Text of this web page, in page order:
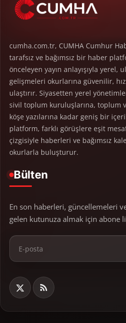
cumha.com.tr, CUMHA Cumhur
tarafsız ve bağımsız bir haber
önceleyen yayın anlayışıyla yerel,
gelişmeleri okurlarına güvenilir,
ulaştırır. Siyasetten yerel
sivil toplum kuruluşlarına, toplum
köşe yazılarına kadar geniş bir
platform, farklı görüşlere eşit
çizgisiyle haberleri ve bağımsız
okurlarla buluşturur.
Bülten
En son haberleri, güncellemeleri
gelen kutunuza almak için abone